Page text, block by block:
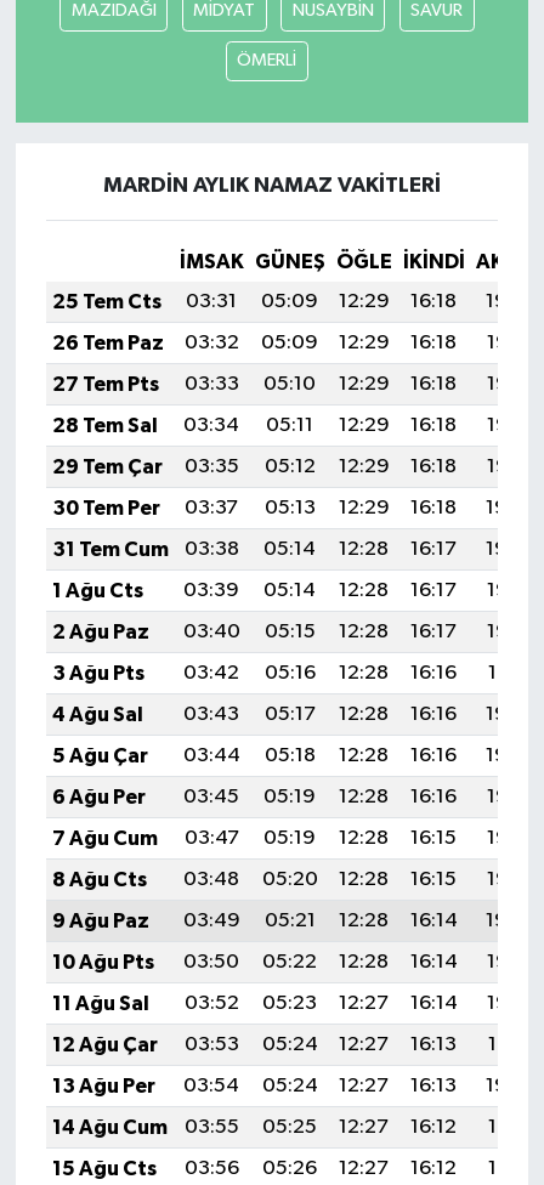
MAZIDAĞI MİDYAT NUSAYBİN SAVUR
ÖMERLİ
MARDİN AYLIK NAMAZ VAKITLERI
İMSAK GÜNEŞ ÖĞLE İKINDI
25 Tem Cts
03:31 05:09 12:29 16:18
19:39
26 Tem Paz
03:32 05:09 12:29 16:18
19:38
27 Tem Pts
03:33 05:10 12:29 16:18
19:37
28 Tem Sal
03:34 05:11 12:29 16:18
19:36
29 Tem Çar
03:35 05:12 12:29 16:18
19:35
30 Tem Per
03:37 05:13 12:29 16:18
19:34
31 Tem Cum
03:38 05:14 12:28 16:17
19:34
1 Ağu Cts
03:39 05:14 12:28 16:17
19:33
2 Ağu Paz
03:40 05:15 12:28 16:17
19:32
3 Ağu Pts
03:42 05:16 12:28 16:16
19:31
4 Ağu Sal
03:43 05:17 12:28 16:16
19:30
5 Ağu Çar
03:44 05:18 12:28 16:16
19:29
6 Ağu Per
03:45 05:19 12:28 16:16
19:28
7 Ağu Cum
03:47 05:19 12:28 16:15
19:27
8 Ağu Cts
03:48 05:20 12:28 16:15
19:25
9 Ağu Paz
03:49 05:21 12:28 16:14
19:24
10 Ağu Pts
03:50 05:22 12:28 16:14
19:23
11 Ağu Sal
03:52 05:23 12:27 16:14
19:22
12 Ağu Çar
03:53 05:24 12:27 16:13
19:21
13 Ağu Per
03:54 05:24 12:27 16:13
19:20
14 Ağu Cum
03:55 05:25 12:27 16:12
19:18
15 Ağu Cts
03:56 05:26 12:27 16:12
19:17